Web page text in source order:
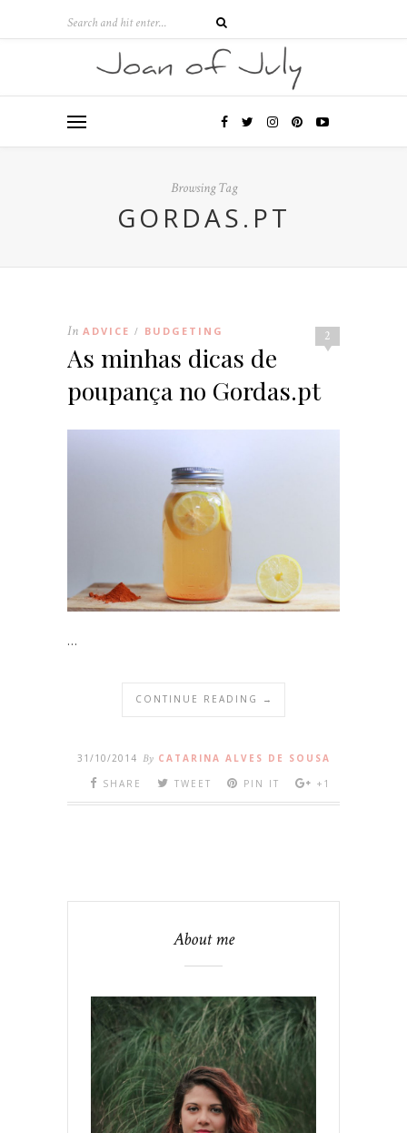
Browsing Tag
GORDAS.PT
2
In ADVICE / BUDGETING
As minhas dicas de
poupança no Gordas.pt
…
CONTINUE READING →
31/10/2014 By CATARINA ALVES DE SOUSA
SHARE
TWEET PIN IT +1
About me